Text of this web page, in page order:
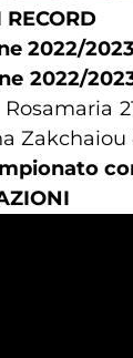
2022/
2022/
Rosamaria